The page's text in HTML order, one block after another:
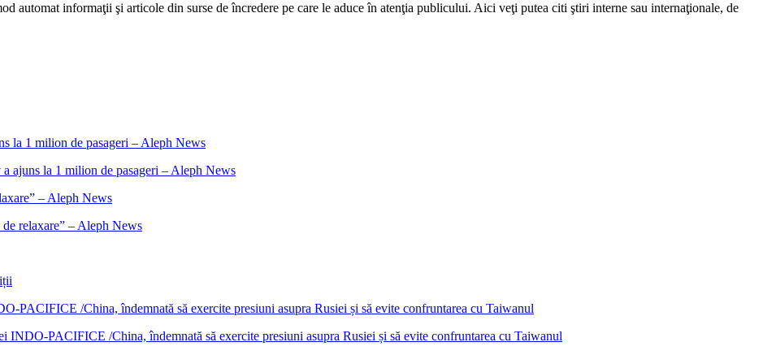
automat informaţii şi articole din surse de încredere pe care le aduce în atenţia publicului. Aici veţi putea citi ştiri interne sau internaţionale, de
ajuns la 1 milion de pasageri – Aleph News
relaxare” – Aleph News
INDO-PACIFICE /China, îndemnată să exercite presiuni asupra Rusiei și să evite confruntarea cu Taiwanul